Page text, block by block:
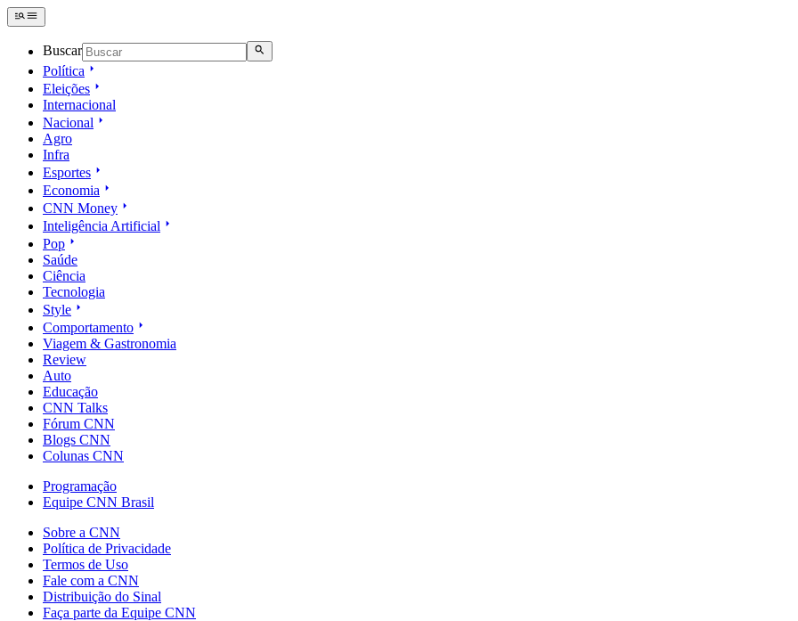
Buscar
Política
Eleições
Internacional
Nacional
Agro
Infra
Esportes
Economia
CNN Money
Inteligência Artificial
Pop
Saúde
Ciência
Tecnologia
Style
Comportamento
Viagem & Gastronomia
Review
Auto
Educação
CNN Talks
Fórum CNN
Blogs CNN
Colunas CNN
Programação
Equipe CNN Brasil
Sobre a CNN
Política de Privacidade
Termos de Uso
Fale com a CNN
Distribuição do Sinal
Faça parte da Equipe CNN